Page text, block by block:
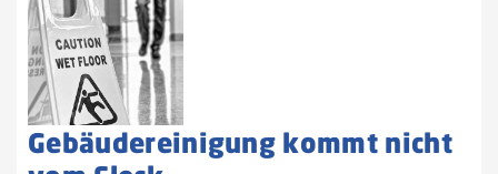
Gebäudereinigung kommt nicht